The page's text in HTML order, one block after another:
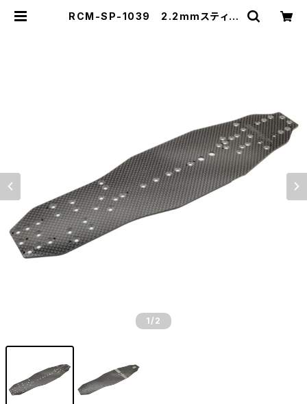
RCM-SP-1039 2.2mmスティッ
1 /2